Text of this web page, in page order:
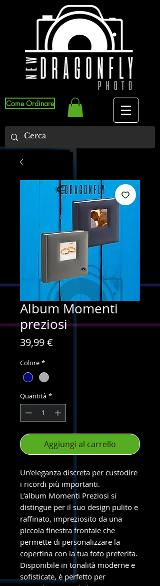
Come Ordinare
Album Momenti
preziosi
39,99 €
Colore *
Quantità *
Aggiungi al carrello
Un’eleganza discreta per custodire
i ricordi più importanti.
L’album Momenti Preziosi si
distingue per il suo design pulito e
raffinato, impreziosito da una
piccola finestra frontale che
permette di personalizzare la
copertina con la tua foto preferita.
Disponibile in tonalità moderne e
sofisticate, è perfetto per